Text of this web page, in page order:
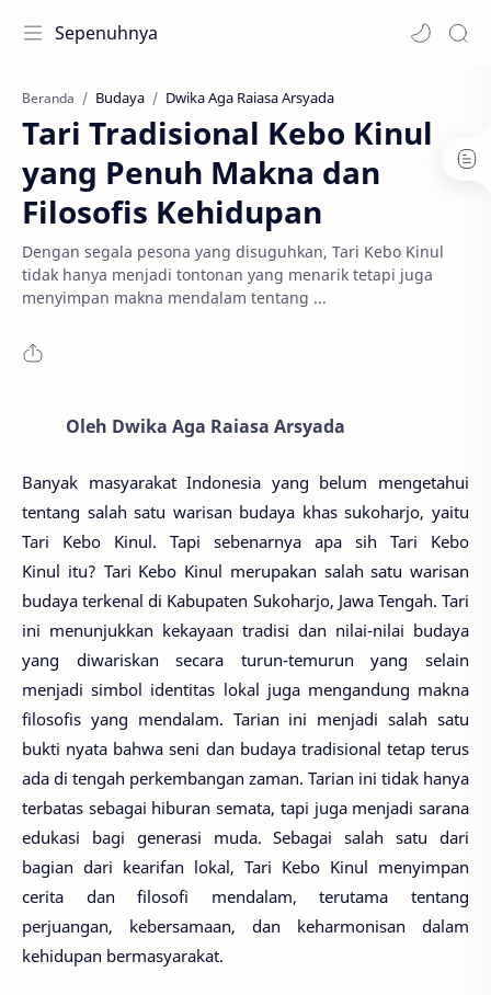
Sepenuhnya
Beranda Budaya Dwika Aga Raiasa Arsyada
Tari Tradisional Kebo Kinul
yang Penuh Makna dan
Filosofis Kehidupan
Dengan segala pesona yang disuguhkan, Tari Kebo Kinul
tidak hanya menjadi tontonan yang menarik tetapi juga
menyimpan makna mendalam tentang ...
Oleh Dwika Aga Raiasa Arsyada
Banyak masyarakat Indonesia yang belum mengetahui
tentang salah satu warisan budaya khas sukoharjo, yaitu
Tari Kebo Kinul. Tapi sebenarnya apa sih Tari Kebo
Kinul itu? Tari Kebo Kinul merupakan salah satu warisan
budaya terkenal di Kabupaten Sukoharjo, Jawa Tengah. Tari
ini menunjukkan kekayaan tradisi dan nilai-nilai budaya
yang diwariskan secara turun-temurun yang selain
menjadi simbol identitas lokal juga mengandung makna
filosofis yang mendalam. Tarian ini menjadi salah satu
bukti nyata bahwa seni dan budaya tradisional tetap terus
ada di tengah perkembangan zaman. Tarian ini tidak hanya
terbatas sebagai hiburan semata, tapi juga menjadi sarana
edukasi bagi generasi muda. Sebagai salah satu dari
bagian dari kearifan lokal, Tari Kebo Kinul menyimpan
cerita dan filosofi mendalam, terutama tentang
perjuangan, kebersamaan, dan keharmonisan dalam
kehidupan bermasyarakat.